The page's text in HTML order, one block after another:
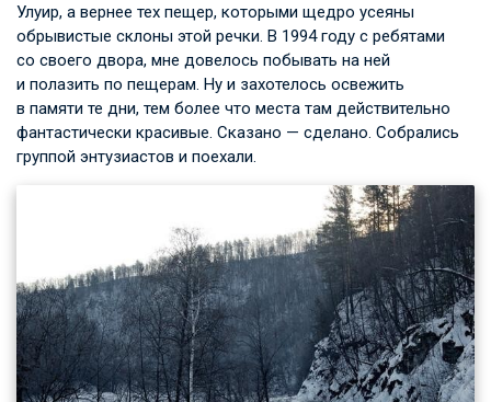
Улуир, а вернее тех пещер, которыми щедро усеяны
обрывистые склоны этой речки. В 1994 году с ребятами
со своего двора, мне довелось побывать на ней
и полазить по пещерам. Ну и захотелось освежить
в памяти те дни, тем более что места там действительно
фантастически красивые. Сказано — сделано. Собрались
группой энтузиастов и поехали.